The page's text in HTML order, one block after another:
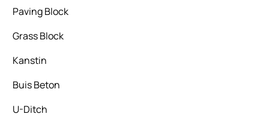
Paving Block
Grass Block
Kanstin
Buis Beton
U-Ditch